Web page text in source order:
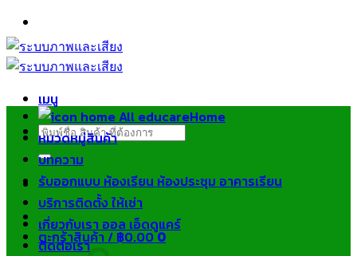
ข้าม
ไป
ยัง
เมนู
ค้นหา:
ตะกร้าสินค้า /฿0.000
Home
หมวดหมู่สินค้า
บทความ
รับออกแบบ ห้องเรียน ห้องประชุม อาคารเรียน
บริการติดตั้ง ให้เช่า
เกี่ยวกับเรา ออล เอ็ดดูแคร์
ติดต่อเรา